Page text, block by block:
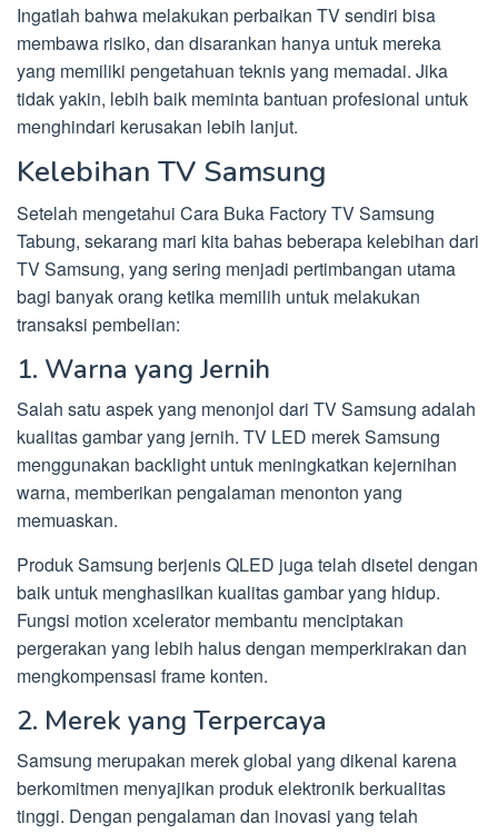
Ingatlah bahwa melakukan perbaikan TV sendiri bisa
membawa risiko, dan disarankan hanya untuk mereka
yang memiliki pengetahuan teknis yang memadai. Jika
tidak yakin, lebih baik meminta bantuan profesional untuk
menghindari kerusakan lebih lanjut.
Kelebihan TV Samsung
Setelah mengetahui Cara Buka Factory TV Samsung
Tabung, sekarang mari kita bahas beberapa kelebihan dari
TV Samsung, yang sering menjadi pertimbangan utama
bagi banyak orang ketika memilih untuk melakukan
transaksi pembelian:
1. Warna yang Jernih
Salah satu aspek yang menonjol dari TV Samsung adalah
kualitas gambar yang jernih. TV LED merek Samsung
menggunakan backlight untuk meningkatkan kejernihan
warna, memberikan pengalaman menonton yang
memuaskan.
Produk Samsung berjenis QLED juga telah disetel dengan
baik untuk menghasilkan kualitas gambar yang hidup.
Fungsi motion xcelerator membantu menciptakan
pergerakan yang lebih halus dengan memperkirakan dan
mengkompensasi frame konten.
2. Merek yang Terpercaya
Samsung merupakan merek global yang dikenal karena
berkomitmen menyajikan produk elektronik berkualitas
tinggi. Dengan pengalaman dan inovasi yang telah